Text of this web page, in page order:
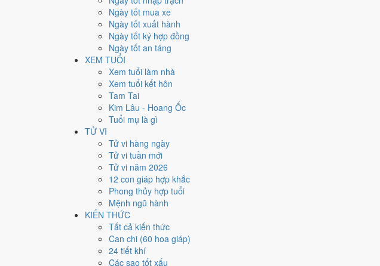
Ngày tốt mua xe
Ngày tốt xuất hành
Ngày tốt ký hợp đồng
Ngày tốt an táng
XEM TUỔI
Xem tuổi làm nhà
Xem tuổi kết hôn
Tam Tai
Kim Lâu - Hoang Ốc
Tuổi mụ là gì
TỬ VI
Tử vi hàng ngày
Tử vi tuần mới
Tử vi năm 2026
12 con giáp hợp khắc
Phong thủy hợp tuổi
Mệnh ngũ hành
KIẾN THỨC
Tất cả kiến thức
Can chi (60 hoa giáp)
24 tiết khí
Các sao tốt xấu
Giáp Ngọ
Ngày Giáp Ngọ có Trực
công việc thường ngày.
Tuất, Dần, Mùi hợp ngày; tuổi
Ngày 26/11/2024 tốt hay xấu cho việc gì?
Ngày 26/11/2024 đạt
gặp Sao Thanh Long hoàng đạo nên điểm từng việc chênh nhau như bảng dưới.
Cưới hỏi - đính hôn
Tốt